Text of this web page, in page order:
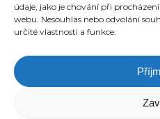
údaje, jako je chování při
webu. Nesouhlas nebo odvolání
určité vlastnosti a funkce.
O
BLOG